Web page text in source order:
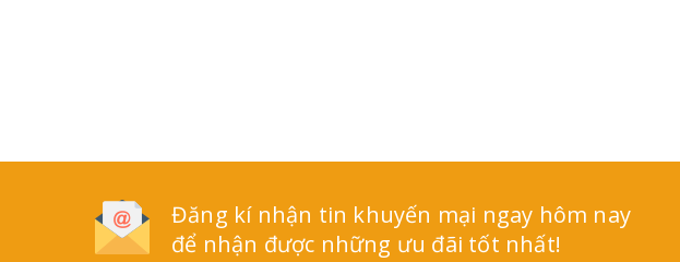
Đăng kí nhận tin khuyến mại ngay hôm nay
để nhận được những ưu đãi tốt nhất!